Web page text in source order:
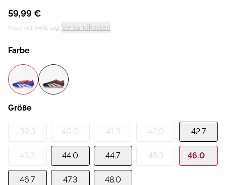
59,99 €
Preise inkl. MwSt. zzgl. Versandkosten
Farbe
Größe
39.3 40.0 41.3 42.0 42.7
43.3 44.0 44.7 45.3 46.0
46.7 47.3 48.0